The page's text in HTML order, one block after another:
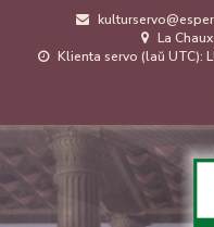
La
Klienta servo (laŭ UTC):
de
uzanto